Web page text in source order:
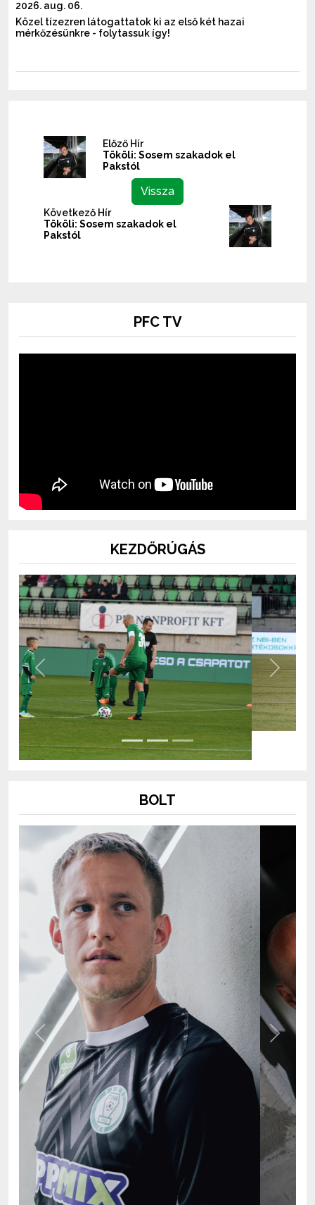
2026. aug. 06.
Közel tízezren látogattatok ki az első két hazai
mérkőzésünkre - folytassuk így!
Előző Hír
Tököli: Sosem szakadok el
Pakstól
Vissza
Következő Hír
Tököli: Sosem szakadok el
Pakstól
PFC TV
KEZDŐRÚGÁS
Previous Next
Previous Next